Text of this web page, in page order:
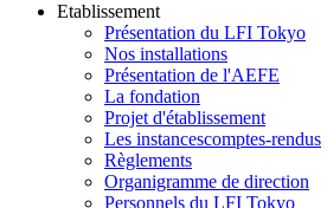
Etablissement
Présentation du LFI Tokyo
Nos installations
Présentation de l'AEFE
La fondation
Projet d'établissement
Les instancescomptes-rendus
Règlements
Organigramme de direction
Personnels du LFI Tokyo